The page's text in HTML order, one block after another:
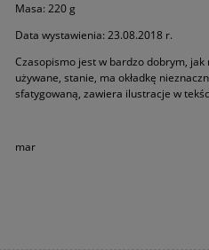
Masa: 220 g
Data wystawienia: 23.08.2018 r.
Czasopismo jest w bardzo dobrym, jak
używane, stanie, ma okładkę
sfatygowaną, zawiera ilustracje w
mar